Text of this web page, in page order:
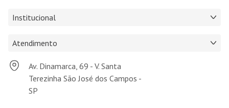
Institucional
Atendimento
Av. Dinamarca, 69 - V. Santa
Terezinha São José dos Campos -
SP